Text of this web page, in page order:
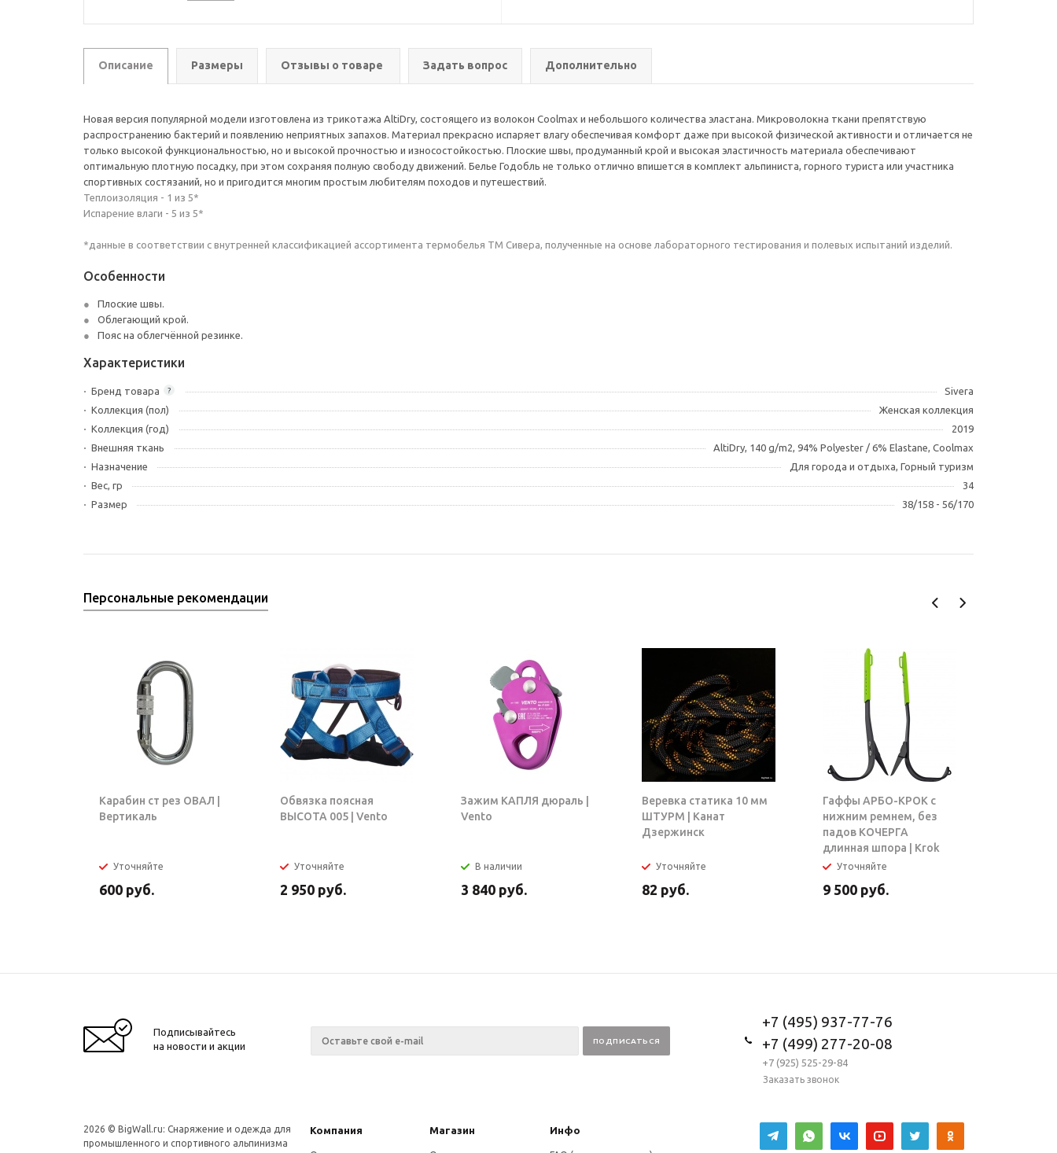
Описание Размеры Отзывы о товаре Задать вопрос Дополнительно
Новая версия популярной модели изготовлена из трикотажа AltiDry, состоящего из волокон Coolmax и небольшого количества эластана. Микроволокна ткани препятствую
распространению бактерий и появлению неприятных запахов. Материал прекрасно испаряет влагу обеспечивая комфорт даже при высокой физической активности и отличается не
только высокой функциональностью, но и высокой прочностью и износостойкостью. Плоские швы, продуманный крой и высокая эластичность материала обеспечивают
оптимальную плотную посадку, при этом сохраняя полную свободу движений. Белье Годобль не только отлично впишется в комплект альпиниста, горного туриста или участника
спортивных состязаний, но и пригодится многим простым любителям походов и путешествий.
Теплоизоляция - 1 из 5*
Испарение влаги - 5 из 5*
*данные в соответствии с внутренней классификацией ассортимента термобелья ТМ Сивера, полученные на основе лабораторного тестирования и полевых испытаний изделий.
Особенности
Плоские швы.
Облегающий крой.
Пояс на облегчённой резинке.
Характеристики
?
Бренд товара
Sivera
Коллекция (пол)
Женская коллекция
Коллекция (год)
2019
Внешняя ткань
AltiDry, 140 g/m2, 94% Polyester / 6% Elastane, Coolmax
Назначение
Для города и отдыха, Горный туризм
Вес, гр
34
Размер
38/158 - 56/170
Персональные рекомендации
Карабин ст рез ОВАЛ |
Вертикаль
Уточняйте
600 руб.
Обвязка поясная
ВЫСОТА 005 | Vento
Уточняйте
2 950 руб.
Зажим КАПЛЯ дюраль |
Vento
В наличии
3 840 руб.
Веревка статика 10 мм
ШТУРМ | Канат
Дзержинск
Уточняйте
82 руб.
Гаффы АРБО-КРОК с
нижним ремнем, без
падов КОЧЕРГА
длинная шпора | Krok
Уточняйте
9 500 руб.
Подписывайтесь
на новости и акции
+7 (495) 937-77-76
+7 (499) 277-20-08
+7 (925) 525-29-84
Заказать звонок
2026 © BigWall.ru: Снаряжение и одежда для
промышленного и спортивного альпинизма
Компания Магазин Инфо